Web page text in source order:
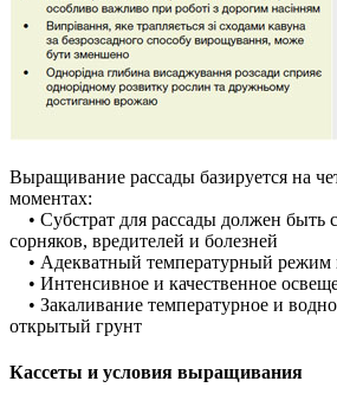
Выращивание рассады базируется на
моментах:
• Субстрат для рассады должен быть
сорняков, вредителей и болезней
• Адекватный температурный режим
• Интенсивное и качественное
• Закаливание температурное и
открытый грунт
Кассеты и условия выращивания